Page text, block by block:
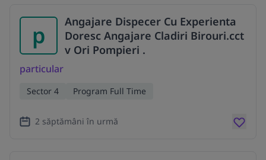
p
Angajare Dispecer Cu Experienta
Doresc Angajare Cladiri Birouri.cct
v Ori Pompieri .
particular
Sector 4 Program Full Time
2 săptămâni în urmă